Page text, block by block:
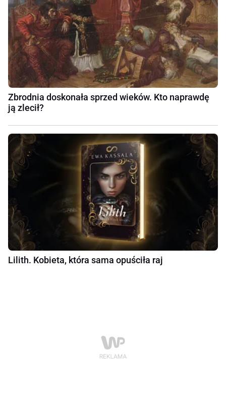
Zbrodnia doskonała sprzed wieków. Kto naprawdę
ją zlecił?
Lilith. Kobieta, która sama opuściła raj